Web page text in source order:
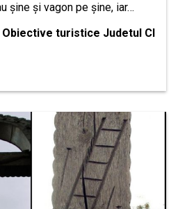
şine şi vagon pe şine, iar…
turistice Judetul Cl